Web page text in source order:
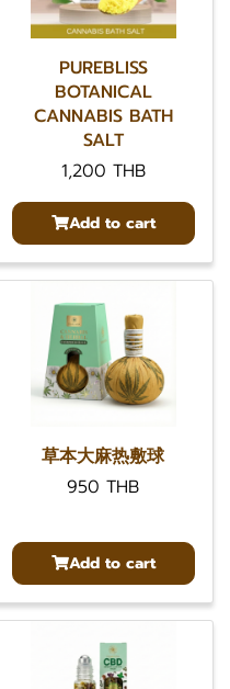
PUREBLISS
BOTANICAL
CANNABIS BATH
SALT
1,200 THB
Add to cart
草本大麻热敷球
950 THB
Add to cart